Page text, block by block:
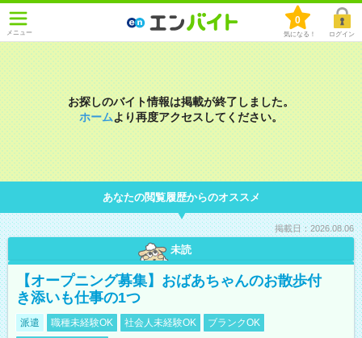
メニュー
0
気になる！ ログイン
お探しのバイト情報は掲載が終了しました。
ホームより再度アクセスしてください。
あなたの閲覧履歴からのオススメ
掲載日：2026.08.06
未読
【オープニング募集】おばあちゃんのお散歩付
き添いも仕事の1つ
派遣 職種未経験OK 社会人未経験OK
ブランクOK